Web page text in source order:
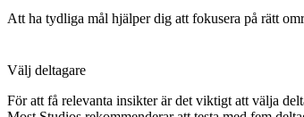
Att ha tydliga mål hjälper dig att fokusera på rätt
Välj deltagare
För att få relevanta insikter är det viktigt att välja